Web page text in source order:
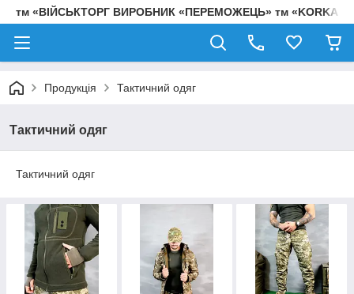
тм «ВІЙСЬКТОРГ ВИРОБНИК «ПЕРЕМОЖЕЦЬ» тм «KORKA»
Продукція Тактичний одяг
Тактичний одяг
Тактичний одяг